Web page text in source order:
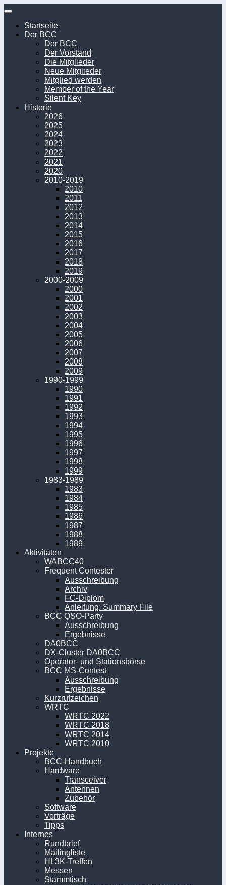
Unter
Inhalt
Startseite
Der BCC
Der BCC
Der Vorstand
Die Mitglieder
Neue Mitglieder
Mitglied werden
Member of the Year
Silent Key
Historie
2026
2025
2024
2023
2022
2021
2020
2010-2019
2010
2011
2012
2013
2014
2015
2016
2017
2018
2019
2000-2009
2000
2001
2002
2003
2004
2005
2006
2007
2008
2009
1990-1999
1990
1991
1992
1993
1994
1995
1996
1997
1998
1999
1983-1989
1983
1984
1985
1986
1987
1988
1989
Aktivitäten
WABCC40
Frequent Contester
Ausschreibung
Archiv
FC-Diplom
Anleitung: Summary File
BCC QSO-Party
Ausschreibung
Ergebnisse
DA0BCC
DX-Cluster DA0BCC
Operator- und Stationsbörse
BCC MS-Contest
Ausschreibung
Ergebnisse
Kurzrufzeichen
WRTC
WRTC 2022
WRTC 2018
WRTC 2014
WRTC 2010
Projekte
BCC-Handbuch
Hardware
Transceiver
Antennen
Zubehör
Software
Vorträge
Tipps
Internes
Rundbrief
Mailingliste
HL3K-Treffen
Messen
Stammtisch